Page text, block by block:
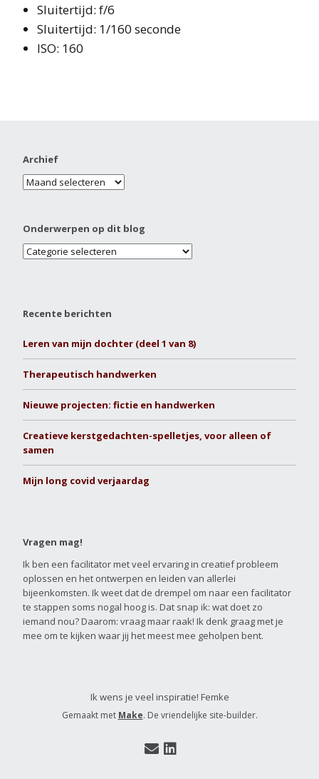
Sluitertijd: f/6
Sluitertijd: 1/160 seconde
ISO: 160
Archief
Onderwerpen op dit blog
Recente berichten
Leren van mijn dochter (deel 1 van 8)
Therapeutisch handwerken
Nieuwe projecten: fictie en handwerken
Creatieve kerstgedachten-spelletjes, voor alleen of
samen
Mijn long covid verjaardag
Vragen mag!
Ik ben een facilitator met veel ervaring in creatief probleem
oplossen en het ontwerpen en leiden van allerlei
bijeenkomsten. Ik weet dat de drempel om naar een facilitator
te stappen soms nogal hoog is. Dat snap ik: wat doet zo
iemand nou? Daarom: vraag maar raak! Ik denk graag met je
mee om te kijken waar jij het meest mee geholpen bent.
Ik wens je veel inspiratie! Femke
Gemaakt met Make. De vriendelijke site-builder.